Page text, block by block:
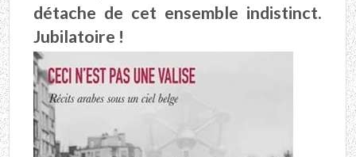
détache de cet ensemble indistinct.
Jubilatoire !